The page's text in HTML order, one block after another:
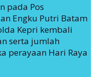
pada Pos
Engku Putri Batam
Kepri kembali
serta jumlah
perayaan Hari Raya